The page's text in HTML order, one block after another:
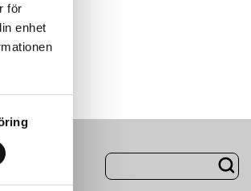
för
enhet